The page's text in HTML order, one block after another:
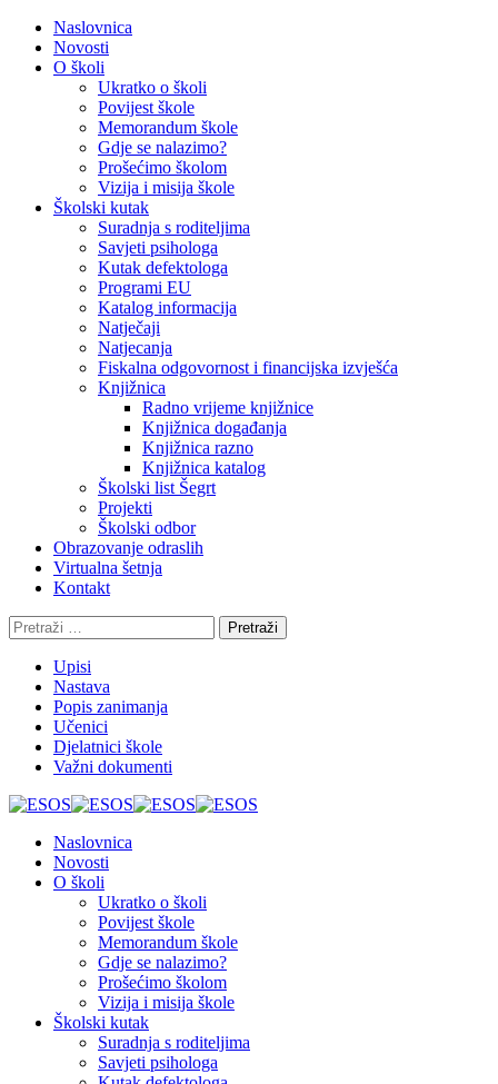
Naslovnica
Novosti
O školi
Ukratko o školi
Povijest škole
Memorandum škole
Gdje se nalazimo?
Prošećimo školom
Vizija i misija škole
Školski kutak
Suradnja s roditeljima
Savjeti psihologa
Kutak defektologa
Programi EU
Katalog informacija
Natječaji
Natjecanja
Fiskalna odgovornost i financijska izvješća
Knjižnica
Radno vrijeme knjižnice
Knjižnica događanja
Knjižnica razno
Knjižnica katalog
Školski list Šegrt
Projekti
Školski odbor
Obrazovanje odraslih
Virtualna šetnja
Kontakt
Pretraži:
Upisi
Nastava
Popis zanimanja
Učenici
Djelatnici škole
Važni dokumenti
Naslovnica
Novosti
O školi
Ukratko o školi
Povijest škole
Memorandum škole
Gdje se nalazimo?
Prošećimo školom
Vizija i misija škole
Školski kutak
Suradnja s roditeljima
Savjeti psihologa